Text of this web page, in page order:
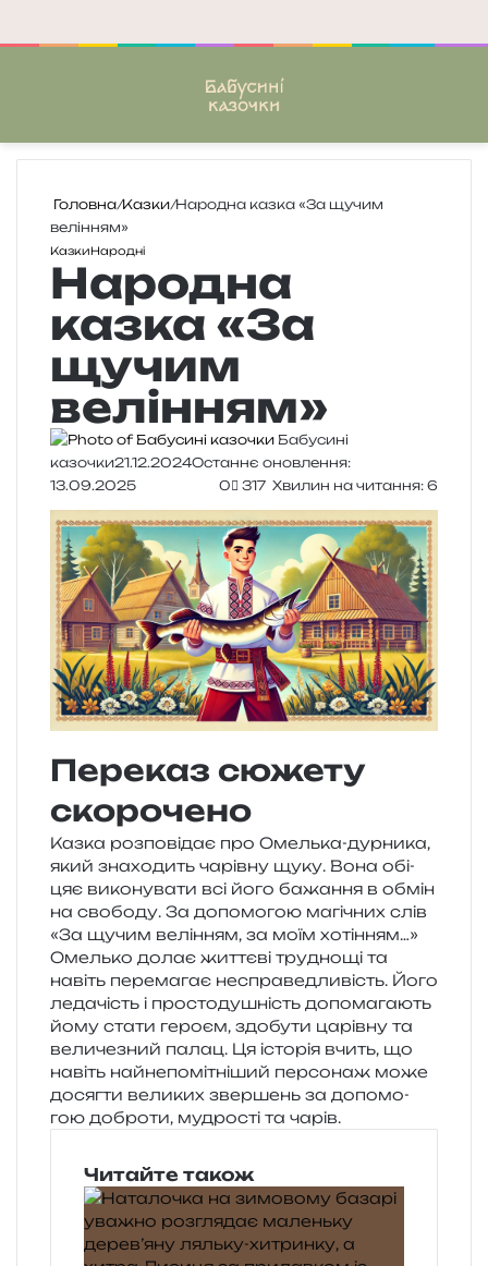
Головна/Казки/Народна казка «За щучим
велінням»
КазкиНародні
Народна
казка «За
щучим
велінням»
Бабусині
казочки21.12.2024Останнє оновлення:
13.09.2025
0 317 Хвилин на читання: 6
Переказ сюжету
скорочено
Казка роз­по­від­ає про Омелька-дур­ни­ка,
який зна­хо­дить чарів­ну щуку. Вона обі­
цяє вико­ну­ва­ти всі його бажа­н­ня в обмін
на сво­бо­ду. За допо­мо­гою магі­чних слів
«За щучим велі­н­ням, за моїм хоті­н­ням…»
Омелько долає жит­тє­ві тру­дно­щі та
навіть пере­ма­гає неспра­ве­дли­вість. Його
леда­чість і про­сто­ду­шність допо­ма­га­ють
йому стати геро­єм, здо­бу­ти царів­ну та
вели­че­зний палац. Ця істо­рія вчить, що
навіть най­не­по­мі­тні­ший пер­со­наж може
досяг­ти вели­ких звер­шень за допо­мо­
гою добро­ти, мудро­сті та чарів.
Читайте також